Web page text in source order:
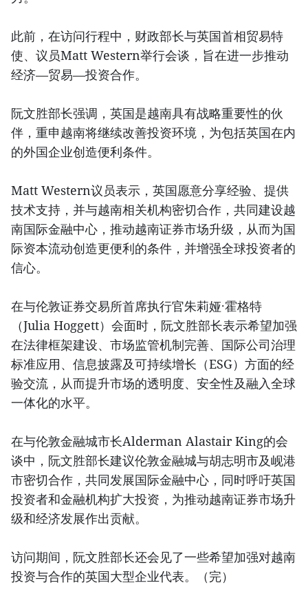
此前，在访问行程中，财政部长与英国首相贸易特
使、议员Matt Western举行会谈，旨在进一步推动
经济—贸易—投资合作。
阮文胜部长强调，英国是越南具有战略重要性的伙
伴，重申越南将继续改善投资环境，为包括英国在内
的外国企业创造便利条件。
Matt Western议员表示，英国愿意分享经验、提供
技术支持，并与越南相关机构密切合作，共同建设越
南国际金融中心，推动越南证券市场升级，从而为国
际资本流动创造更便利的条件，并增强全球投资者的
信心。
在与伦敦证券交易所首席执行官朱莉娅·霍格特
（Julia Hoggett）会面时，阮文胜部长表示希望加强
在法律框架建设、市场监管机制完善、国际公司治理
标准应用、信息披露及可持续增长（ESG）方面的经
验交流，从而提升市场的透明度、安全性及融入全球
一体化的水平。
在与伦敦金融城市长Alderman Alastair King的会
谈中，阮文胜部长建议伦敦金融城与胡志明市及岘港
市密切合作，共同发展国际金融中心，同时呼吁英国
投资者和金融机构扩大投资，为推动越南证券市场升
级和经济发展作出贡献。
访问期间，阮文胜部长还会见了一些希望加强对越南
投资与合作的英国大型企业代表。（完）